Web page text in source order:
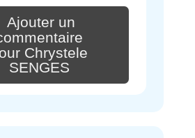
Ajouter un
Chrystele
SENGES